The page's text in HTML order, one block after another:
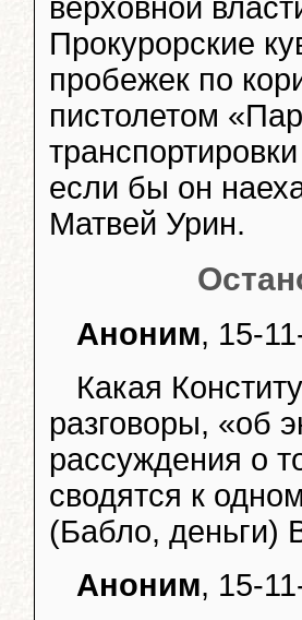
верховной
Прокурорские
пробежек по
пистолетом
если бы он
Матвей Урин.
Аноним, 15-
Какая
разговоры, «об
рассуждения о
сводятся к
(Бабло, деньги)
Аноним, 15-